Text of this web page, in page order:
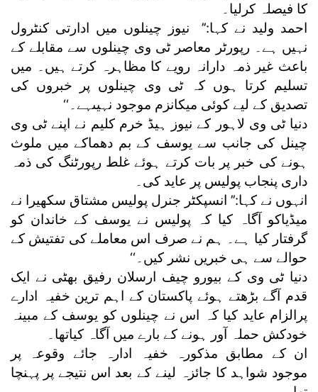
کا فیصلہ کرلیا۔
احمد ولید نے کہا:’’ نیوز چینلوں میں ادارتی کنٹرول
نہیں ہے۔ رپورٹر معاصر ٹی وی چینلوں سے مقابلے کے
باعث غیر ذمہ دارانہ رویے کا مظاہرہ کرتے ہیں۔ میں
تسلیم کرتا ہوں کہ ٹی وی چینلوں پر خبروں کی
تصدیق کے لیے کوئی میکانزم موجود نہیںہے۔‘‘
دنیا ٹی وی لاہور کے نیوز ہیڈ خرم کلیم نے اپنے ٹی وی
چینل کی جانب سے یوسف کے بم دھماکے میں ملوث
ہونے کی خبر پر بات کرتے ہوئے غلط رپورٹنگ کی ذمہ
داری پنجاب پولیس پر عاید کی۔
انہوں نے کہا:’’ انسپکٹر جنرل پولیس مشتاق سکھیرا نے
میڈیاکو آگاہ کیا کہ پولیس نے یوسف کے خاندان کو
گرفتار کیا ہے۔ ہم نے صرف اس معاملے کی تفتیش کے
حوالے سے ہی خبریں نشر کیں۔‘‘
دنیا ٹی وی کے بیورو چیف ارسلان رفیق بھٹی نے ایک
قدم آگے بڑھتے ہوئے پاکستان کے اہم ترین خفیہ ادارے
پرالزام عاید کیا کہ اس نے چینلوں کو یوسف کے مبینہ
خودکش حملہ آور ہونے کے بارے میں آگاہ کیاتھا۔
ان کے مطابق مذکورہ خفیہ ادارہ جائے وقوعہ پر
موجود شواہد کا جائزہ لینے کے بعد اس نتیجے پر پہنچا